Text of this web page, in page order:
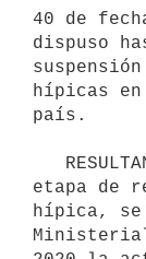
40 de
dispuso
hípicas
país.
etapa de
hípica, se
Ministerial